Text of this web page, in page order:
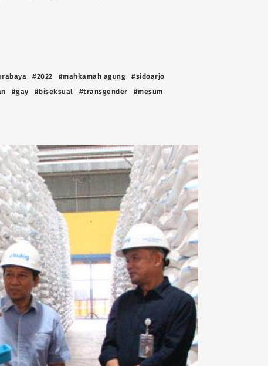
#2022 #mahkamah agung
#sidoarjo
#gay #biseksual #transgender #mesum